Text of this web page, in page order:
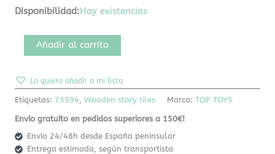
Disponibilidad:Hay existencias
Añadir al carrito
Lo quiero añadir a mi lista
Etiquetas: 73594 ,Wooden story tiles Marca:TOP TOYS
Envío gratuíto en pedidos superiores a 150€!
Envío 24/48h desde España peninsular
Entrega estimada, según transportista